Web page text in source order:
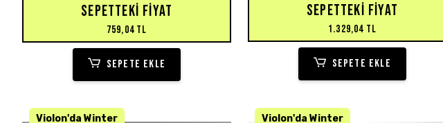
SEPETTEKI FIYAT
759,04 TL
SEPETE EKLE
SEPETTEKI FIYAT
1.329,04 TL
SEPETE EKLE
KARGO BEDAVA KARGO BEDAVA